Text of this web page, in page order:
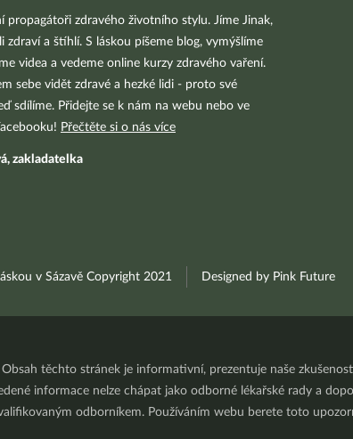
propagátoři zdravého životního stylu. Jíme Jinak,
zdraví a štíhlí. S láskou píšeme blog, vymýšlíme
videa a vedeme online kurzy zdravého vaření.
sebe vidět zdravé a hezké lidi - proto své
sdílíme. Přidejte se k nám na webu nebo ve
Přečtěte si o nás více
zakladatelka
v Sázavě Copyright 2021 Designed by Pink Future
těchto stránek je informativní, prezentuje naše
informace nelze chápat jako odborné lékařské rady a
odborníkem. Používáním webu berete toto